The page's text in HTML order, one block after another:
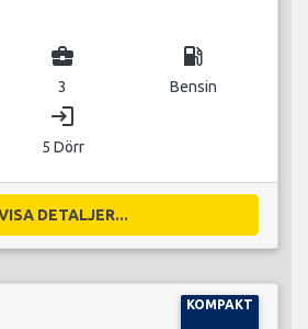
business_center
3
local_gas_station
Bensin
login
5 Dörr
DETALJER...
KOMPAKT